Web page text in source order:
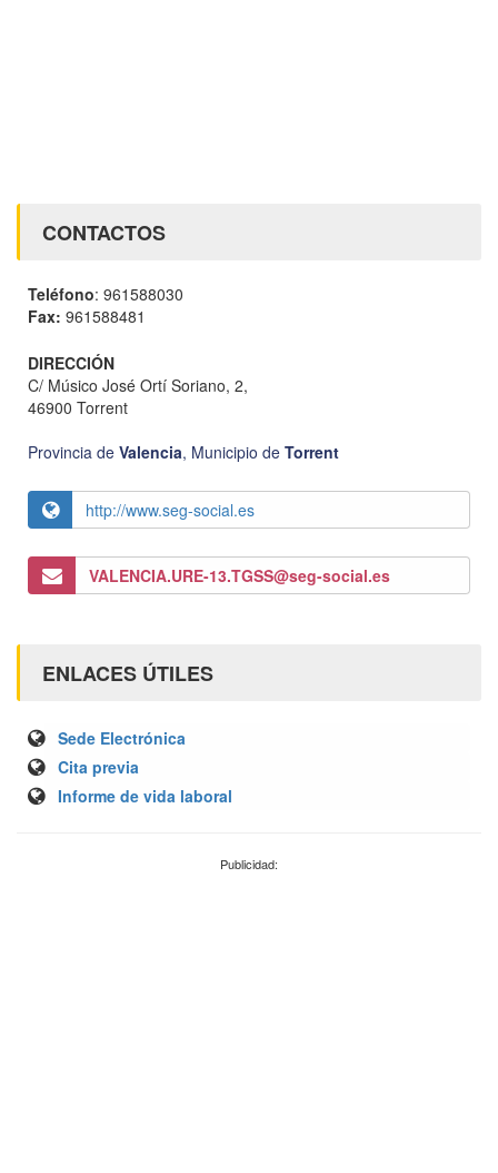
CONTACTOS
Teléfono: 961588030
Fax: 961588481
DIRECCIÓN
C/ Músico José Ortí Soriano, 2,
46900 Torrent
Provincia de Valencia, Municipio de Torrent
http://www.seg-social.es
VALENCIA.URE-13.TGSS@seg-social.es
ENLACES ÚTILES
Sede Electrónica
Cita previa
Informe de vida laboral
Publicidad: